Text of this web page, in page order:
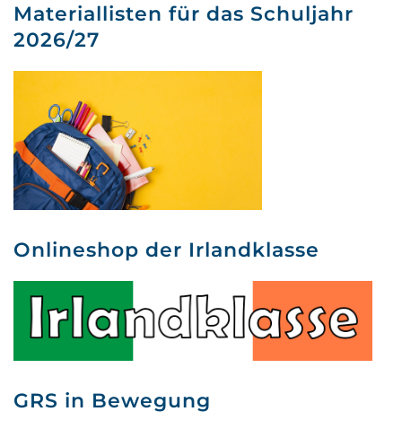
Materiallisten für das Schuljahr
2026/27
Onlineshop der Irlandklasse
GRS in Bewegung